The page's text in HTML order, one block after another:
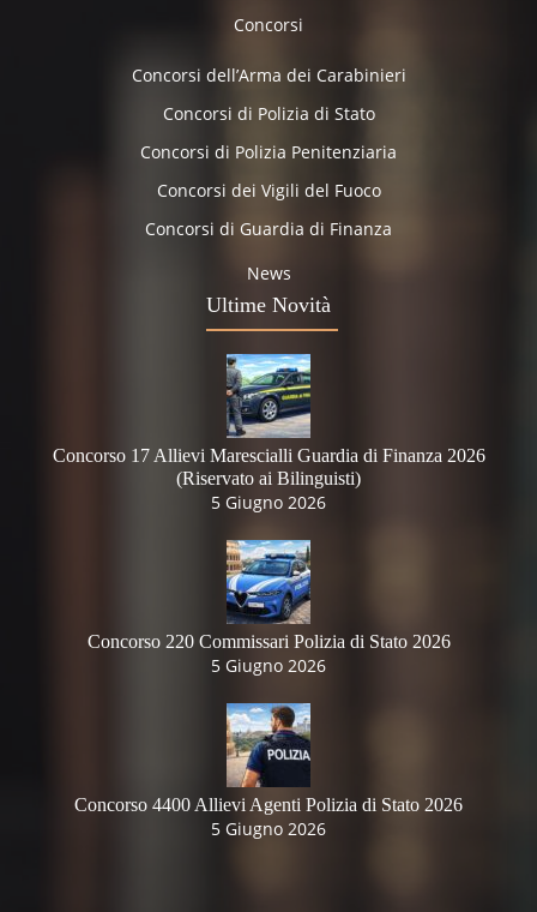
Concorsi
Concorsi dell’Arma dei Carabinieri
Concorsi di Polizia di Stato
Concorsi di Polizia Penitenziaria
Concorsi dei Vigili del Fuoco
Concorsi di Guardia di Finanza
News
Ultime Novità
Concorso 17 Allievi Marescialli Guardia di Finanza 2026
(Riservato ai Bilinguisti)
5 Giugno 2026
Concorso 220 Commissari Polizia di Stato 2026
5 Giugno 2026
Concorso 4400 Allievi Agenti Polizia di Stato 2026
5 Giugno 2026